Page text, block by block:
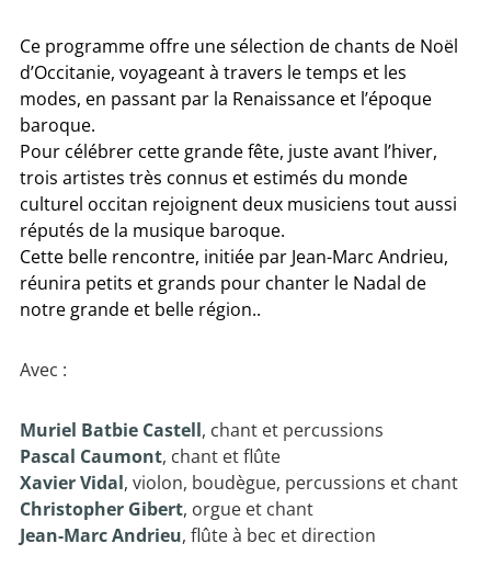
Ce programme offre une sélection de chants de Noël
d’Occitanie, voyageant à travers le temps et les
modes, en passant par la Renaissance et l’époque
baroque.
Pour célébrer cette grande fête, juste avant l’hiver,
trois artistes très connus et estimés du monde
culturel occitan rejoignent deux musiciens tout aussi
réputés de la musique baroque.
Cette belle rencontre, initiée par Jean-Marc Andrieu,
réunira petits et grands pour chanter le Nadal de
notre grande et belle région..
Avec :
Muriel Batbie Castell, chant et percussions
Pascal Caumont, chant et flûte
Xavier Vidal, violon, boudègue, percussions et chant
Christopher Gibert, orgue et chant
Jean-Marc Andrieu, flûte à bec et direction